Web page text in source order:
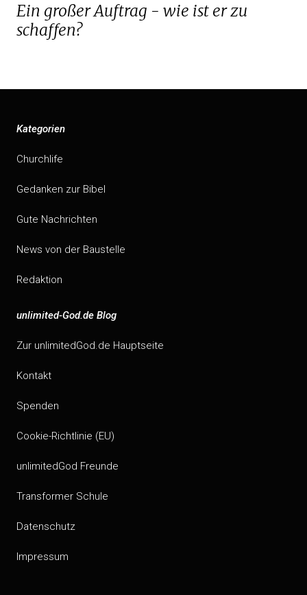
Ein großer Auftrag - wie ist er zu
schaffen?
Kategorien
Churchlife
Gedanken zur Bibel
Gute Nachrichten
News von der Baustelle
Redaktion
unlimited-God.de Blog
Zur unlimitedGod.de Hauptseite
Kontakt
Spenden
Cookie-Richtlinie (EU)
unlimitedGod Freunde
Transformer Schule
Datenschutz
Impressum